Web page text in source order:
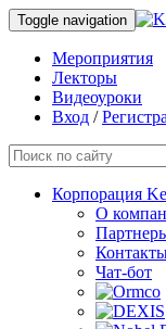
Toggle navigation
Мероприятия
Лекторы
Видеоуроки
Вход /
Корпорация
О
Чат-бот